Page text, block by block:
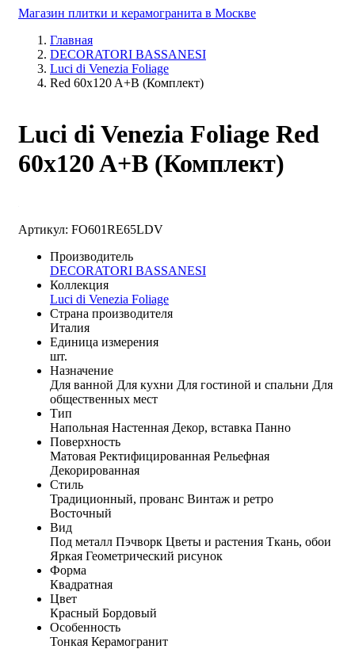
Магазин плитки и керамогранита в Москве
Главная
DECORATORI BASSANESI
Luci di Venezia Foliage
Red 60x120 A+B (Комплект)
Luci di Venezia Foliage Red
60x120 A+B (Комплект)
Артикул: FO601RE65LDV
Производитель
DECORATORI BASSANESI
Коллекция
Luci di Venezia Foliage
Страна производителя
Италия
Единица измерения
шт.
Назначение
Для ванной Для кухни Для гостиной и спальни Для
общественных мест
Тип
Напольная Настенная Декор, вставка Панно
Поверхность
Матовая Ректифицированная Рельефная
Декорированная
Стиль
Традиционный, прованс Винтаж и ретро
Восточный
Вид
Под металл Пэчворк Цветы и растения Ткань, обои
Яркая Геометрический рисунок
Форма
Квадратная
Цвет
Красный Бордовый
Особенность
Тонкая Керамогранит